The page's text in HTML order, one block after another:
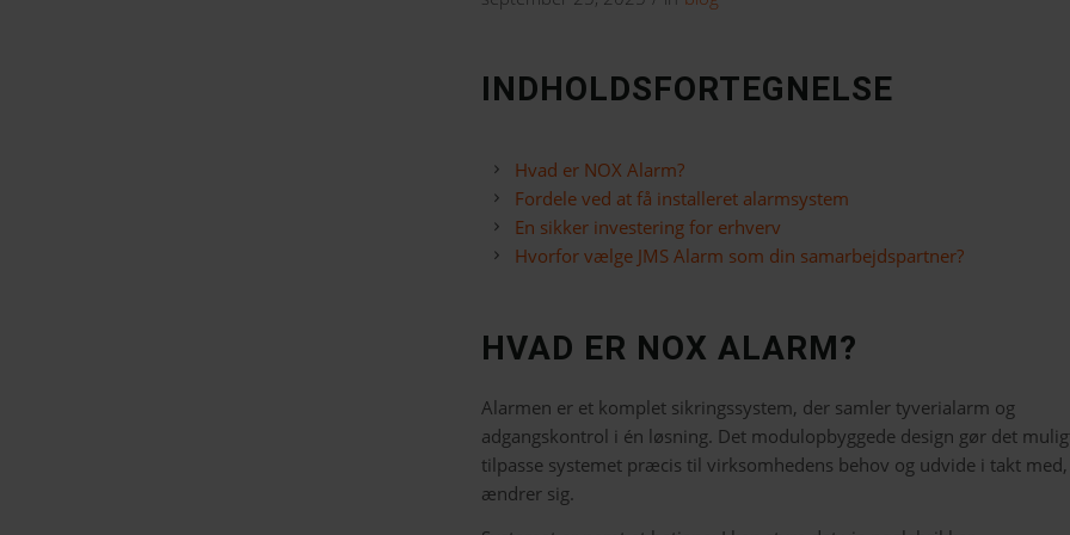
INDHOLDSFORTEGNELSE
Hvad er NOX Alarm?
Fordele ved at få installeret alarmsystem
En sikker investering for erhverv
Hvorfor vælge JMS Alarm som din samarbejdspartner?
HVAD ER NOX ALARM?
Alarmen er et komplet sikringssystem, der samler tyverialarm og
adgangskontrol i én løsning. Det modulopbyggede design gør det
tilpasse systemet præcis til virksomhedens behov og udvide i takt
ændrer sig.